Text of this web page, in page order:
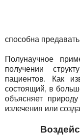
способна
Полунаучное
получении
пациентов. Как
состоящий, в
объясняет
излечения или